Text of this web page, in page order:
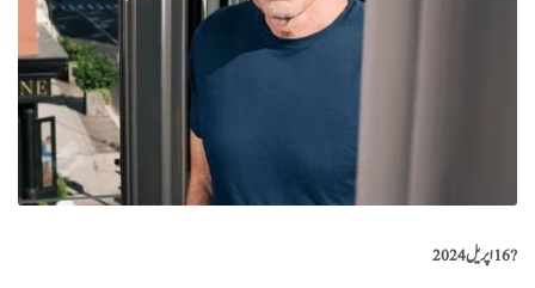
?️16 اپریل 2024